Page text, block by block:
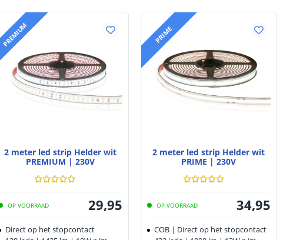
PREMIUM
2 meter led strip Helder wit
PREMIUM | 230V
OP VOORRAAD 29,95
Direct op het stopcontact
PRIME
2 meter led strip Helder wit
PRIME | 230V
OP VOORRAAD 34,95
COB | Direct op het stopcontact